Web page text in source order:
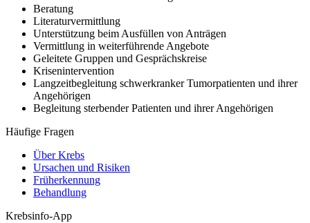
Beratung
Literaturvermittlung
Unterstützung beim Ausfüllen von Anträgen
Vermittlung in weiterführende Angebote
Geleitete Gruppen und Gesprächskreise
Krisenintervention
Langzeitbegleitung schwerkranker Tumorpatienten und ihrer
Angehörigen
Begleitung sterbender Patienten und ihrer Angehörigen
Häufige Fragen
Über Krebs
Ursachen und Risiken
Früherkennung
Behandlung
Krebsinfo-App